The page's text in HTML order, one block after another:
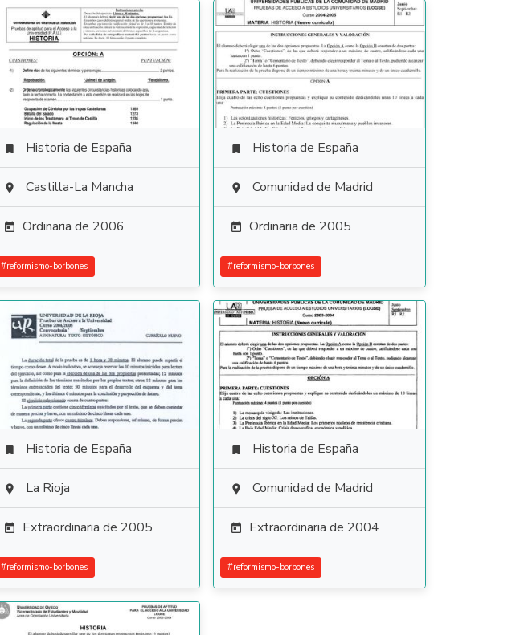
 Historia de España
 Castilla-La Mancha
 Ordinaria de 2006
#reformismo-borbones
 Historia de España
 Comunidad de Madrid
 Ordinaria de 2005
#reformismo-borbones
 Historia de España
 La Rioja
 Extraordinaria de 2005
#reformismo-borbones
 Historia de España
 Comunidad de Madrid
 Extraordinaria de 2004
#reformismo-borbones